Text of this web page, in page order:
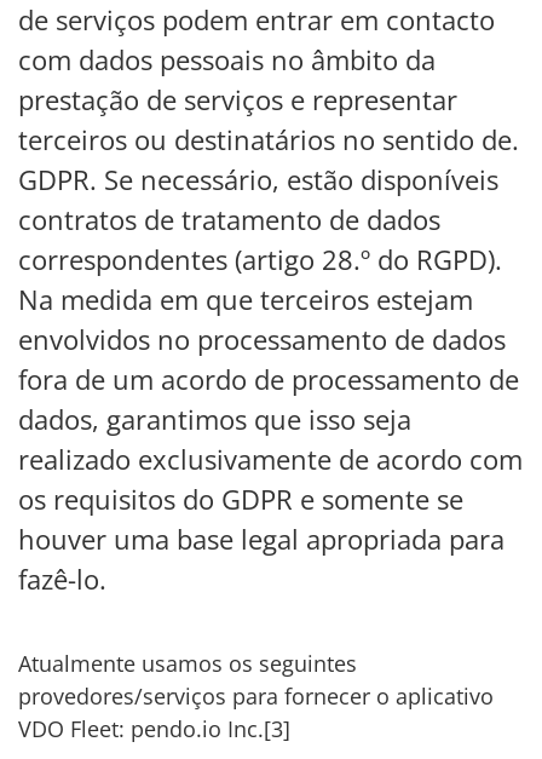
de serviços podem entrar em contacto
com dados pessoais no âmbito da
prestação de serviços e representar
terceiros ou destinatários no sentido de.
GDPR. Se necessário, estão disponíveis
contratos de tratamento de dados
correspondentes (artigo 28.º do RGPD).
Na medida em que terceiros estejam
envolvidos no processamento de dados
fora de um acordo de processamento de
dados, garantimos que isso seja
realizado exclusivamente de acordo com
os requisitos do GDPR e somente se
houver uma base legal apropriada para
fazê-lo.
Atualmente usamos os seguintes
provedores/serviços para fornecer o aplicativo
VDO Fleet: pendo.io Inc.[3]